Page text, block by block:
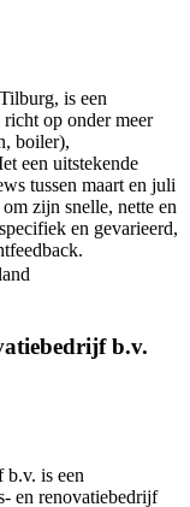
is een
op onder meer
boiler),
een uitstekende
tussen maart en juli
zijn snelle, nette en
en gevarieerd,
b.v.
is een
en renovatiebedrijf